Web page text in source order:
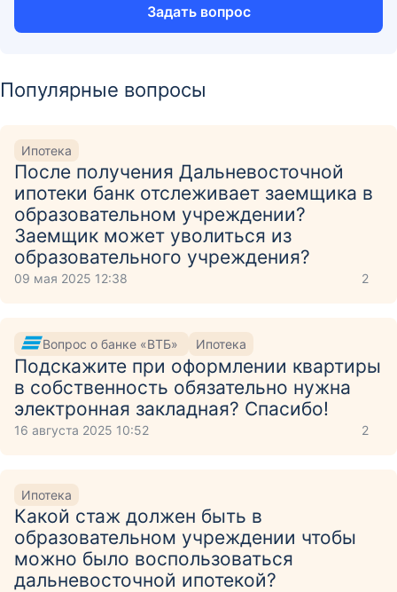
Задать вопрос
Популярные вопросы
Ипотека
После получения Дальневосточной
ипотеки банк отслеживает заемщика в
образовательном учреждении?
Заемщик может уволиться из
образовательного учреждения?
09 мая 2025 12:38 2
Вопрос о банке «ВТБ» Ипотека
Подскажите при оформлении квартиры
в собственность обязательно нужна
электронная закладная? Спасибо!
16 августа 2025 10:52 2
Ипотека
Какой стаж должен быть в
образовательном учреждении чтобы
можно было воспользоваться
дальневосточной ипотекой?